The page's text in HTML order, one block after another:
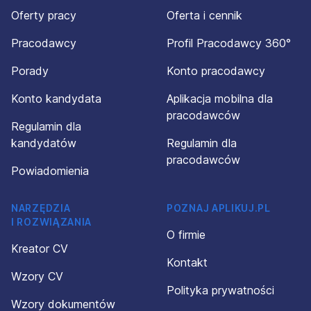
Oferty pracy
Pracodawcy
Porady
Konto kandydata
Regulamin dla
kandydatów
Powiadomienia
Oferta i cennik
Profil Pracodawcy 360°
Konto pracodawcy
Aplikacja mobilna dla
pracodawców
Regulamin dla
pracodawców
NARZĘDZIA
I ROZWIĄZANIA
Kreator CV
Wzory CV
Wzory dokumentów
POZNAJ APLIKUJ.PL
O firmie
Kontakt
Polityka prywatności